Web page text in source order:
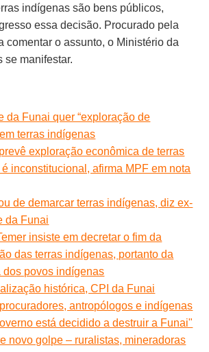
indígenas são bens públicos,
essa decisão. Procurado pela
comentar o assunto, o Ministério da
se manifestar.
da Funai quer “exploração de
terras indígenas
exploração econômica de terras
inconstitucional, afirma MPF em nota
de demarcar terras indígenas, diz ex-
da Funai
insiste em decretar o fim da
das terras indígenas, portanto da
dos povos indígenas
histórica, CPI da Funai
antropólogos e indígenas
está decidido a destruir a Funai"
novo golpe – ruralistas, mineradoras